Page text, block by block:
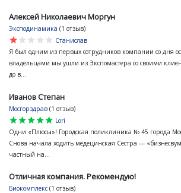
Алексей Николаевич Моргун
Эксподинамика (1 отзыв)
star
star
star
star
star
Станислав
Я был одним из первых сотрудников компании со дня
владельцами мы ушли из Экспомастера со своими
до в...
Иванов Степан
Мосгорздрав (1 отзыв)
star
star
star
star
star
Lori
Одни «Плюсы»! Городская поликлиника № 45 города
Снова начала ходить медецинская Сестра —
частный на...
Отличная компания. Рекомендую!
Биокомплекс (1 отзыв)